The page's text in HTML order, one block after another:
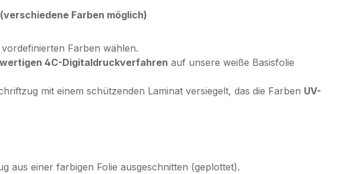
Farben möglich)
Farben wählen.
4C-Digitaldruckverfahren auf unsere weiße Basisfolie
mit einem schützenden Laminat versiegelt, das die Farben UV-
aus einer farbigen Folie ausgeschnitten (geplottet).